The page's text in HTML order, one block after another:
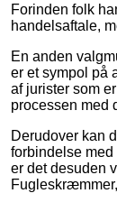
Forinden folk
handelsaftale,
En anden
er et sympol på
af jurister som
processen med
Derudover kan
forbindelse
er det desuden